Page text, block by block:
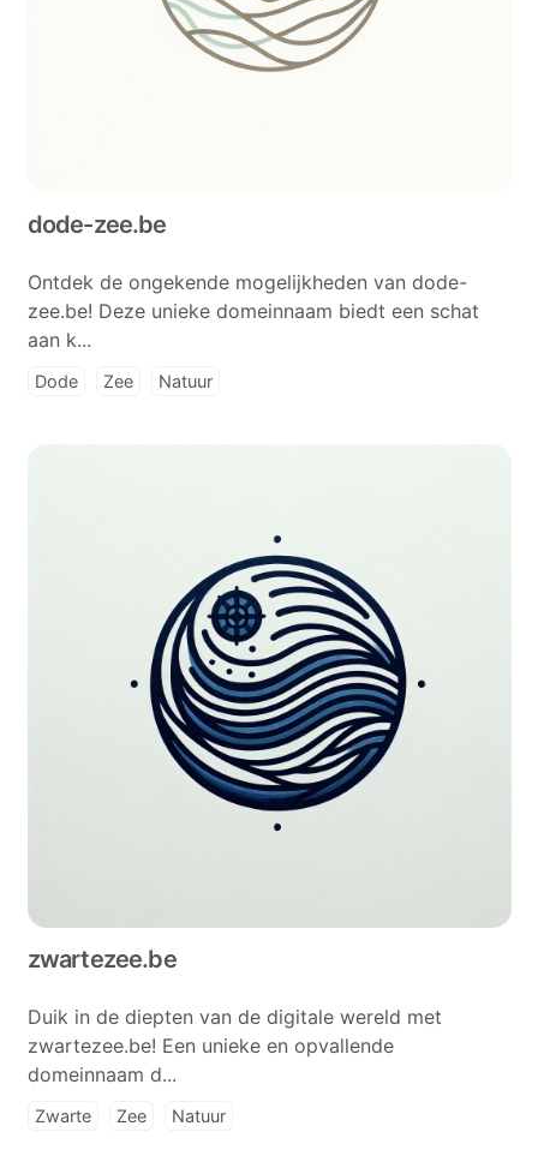
dode-zee.be
Ontdek de ongekende mogelijkheden van dode-
zee.be! Deze unieke domeinnaam biedt een schat
aan k...
Dode Zee Natuur
zwartezee.be
Duik in de diepten van de digitale wereld met
zwartezee.be! Een unieke en opvallende
domeinnaam d...
Zwarte Zee Natuur